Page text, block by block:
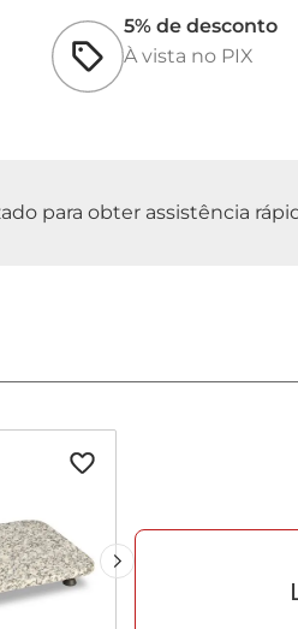
5% de desconto
À vista no PIX
para obter assistência